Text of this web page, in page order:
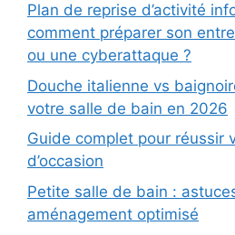
Plan de reprise d’activité
comment préparer son
ou une cyberattaque ?
Douche italienne vs
votre salle de bain en 2026
Guide complet pour réussir
d’occasion
Petite salle de bain :
aménagement optimisé